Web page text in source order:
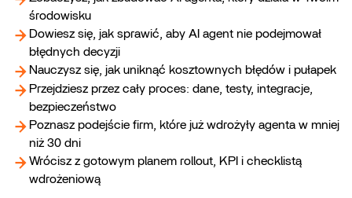
środowisku
Dowiesz się, jak sprawić, aby AI agent nie podejmował
błędnych decyzji
Nauczysz się, jak uniknąć kosztownych błędów i pułapek
Przejdziesz przez cały proces: dane, testy, integracje,
bezpieczeństwo
Poznasz podejście firm, które już wdrożyły agenta w mniej
niż 30 dni
Wrócisz z gotowym planem rollout, KPI i checklistą
wdrożeniową